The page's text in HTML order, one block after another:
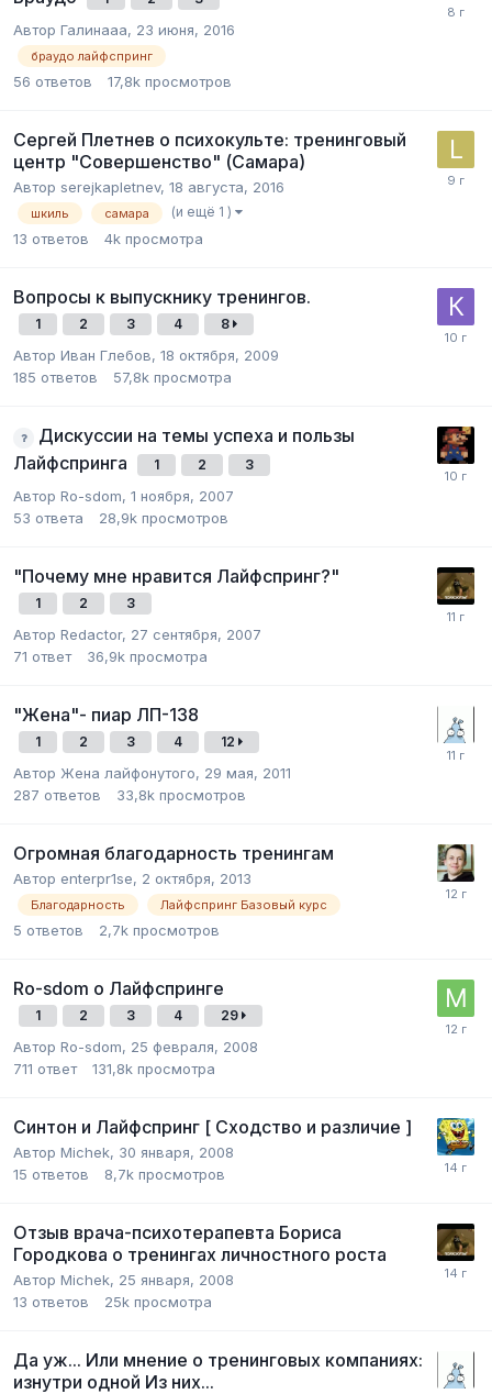
Автор Галинааа, 23 июня, 2016
браудо лайфспринг
56 ответов 17,8k просмотров
Сергей Плетнев о психокульте: тренинговый
центр "Совершенство" (Самара)
Автор serejkapletnev, 18 августа, 2016
шкиль самара (и ещё 1 )
13 ответов 4k просмотра
Вопросы к выпускнику тренингов.
1 2 3 4 8
Автор Иван Глебов, 18 октября, 2009
185 ответов 57,8k просмотра
Дискуссии на темы успеха и пользы
Лайфспринга
1 2 3
Автор Ro-sdom, 1 ноября, 2007
53 ответа 28,9k просмотров
"Почему мне нравится Лайфспринг?"
1 2 3
Автор Redactor, 27 сентября, 2007
71 ответ 36,9k просмотра
"Жена"- пиар ЛП-138
1 2 3 4 12
Автор Жена лайфонутого, 29 мая, 2011
287 ответов 33,8k просмотров
Огромная благодарность тренингам
Автор enterpr1se, 2 октября, 2013
Благодарность Лайфспринг Базовый курс
5 ответов 2,7k просмотров
Ro-sdom о Лайфспринге
1 2 3 4 29
Автор Ro-sdom, 25 февраля, 2008
711 ответ 131,8k просмотра
Синтон и Лайфспринг [ Сходство и различие ]
Автор Michek, 30 января, 2008
15 ответов 8,7k просмотров
Отзыв врача-психотерапевта Бориса
Городкова о тренингах личностного роста
Автор Michek, 25 января, 2008
13 ответов 25k просмотра
Да уж... Или мнение о тренинговых компаниях:
изнутри одной Из них...